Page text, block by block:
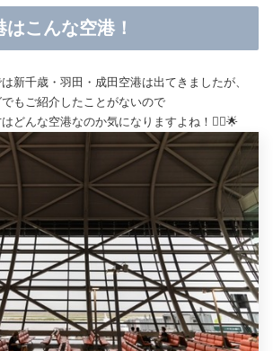
こんな空港！
新千歳・羽田・成田空港は出てきましたが、
もご紹介したことがないので
どんな空港なのか気になりますよね！🙆‍♀️🌟